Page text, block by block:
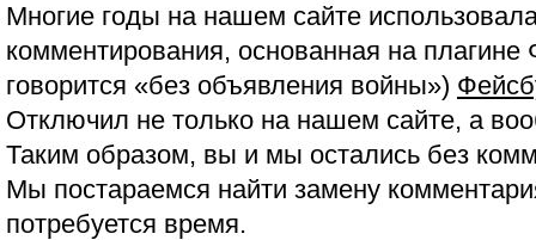
Многие годы на нашем сайте
комментирования, основанная на
говорится «без объявления войны»)
Отключил не только на нашем сайте, а
Таким образом, вы и мы остались без
Мы постараемся найти замену
потребуется время.